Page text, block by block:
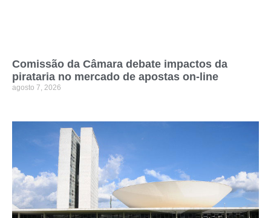
Comissão da Câmara debate impactos da
pirataria no mercado de apostas on-line
agosto 7, 2026